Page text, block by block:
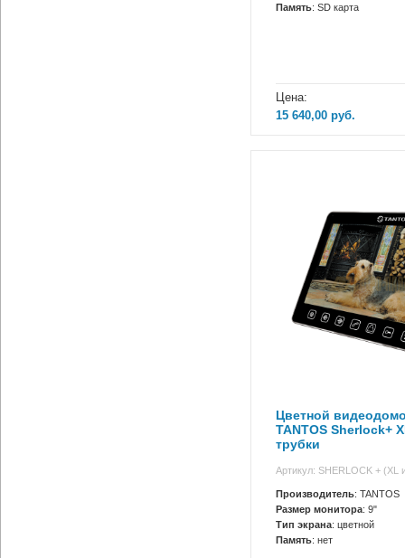
Память: SD карта
Цена:
15 640,00 руб.
Цветной
TANTOS Sherlock+
трубки
Артикул: SHERLOCK + (XL
Производитель: TANTOS
Размер монитора: 9"
Тип экрана: цветной
Память: нет